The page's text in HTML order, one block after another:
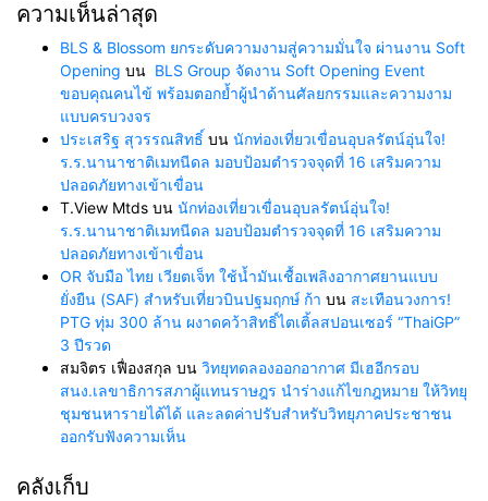
ความเห็นล่าสุด
BLS & Blossom ยกระดับความงามสู่ความมั่นใจ ผ่านงาน Soft
Opening บน BLS Group จัดงาน Soft Opening Event
ขอบคุณคนไข้ พร้อมตอกย้ำผู้นำด้านศัลยกรรมและความงาม
แบบครบวงจร
ประเสริฐ สุวรรณสิทธิ์ บน นักท่องเที่ยวเขื่อนอุบลรัตน์อุ่นใจ!
ร.ร.นานาชาติเมทนีดล มอบป้อมตำรวจจุดที่ 16 เสริมความ
ปลอดภัยทางเข้าเขื่อน
T.View Mtds บน นักท่องเที่ยวเขื่อนอุบลรัตน์อุ่นใจ!
ร.ร.นานาชาติเมทนีดล มอบป้อมตำรวจจุดที่ 16 เสริมความ
ปลอดภัยทางเข้าเขื่อน
OR จับมือ ไทย เวียตเจ็ท ใช้น้ำมันเชื้อเพลิงอากาศยานแบบ
ยั่งยืน (SAF) สำหรับเที่ยวบินปฐมฤกษ์ ก้า บน สะเทือนวงการ!
PTG ทุ่ม 300 ล้าน ผงาดคว้าสิทธิ์ไตเติ้ลสปอนเซอร์ “ThaiGP”
3 ปีรวด
สมจิตร เฟื่องสกุล บน วิทยุทดลองออกอากาศ มีเฮอีกรอบ
สนง.เลขาธิการสภาผู้แทนราษฎร นำร่างแก้ไขกฎหมาย ให้วิทยุ
ชุมชนหารายได้ได้ และลดค่าปรับสำหรับวิทยุภาคประชาชน
ออกรับฟังความเห็น
คลังเก็บ